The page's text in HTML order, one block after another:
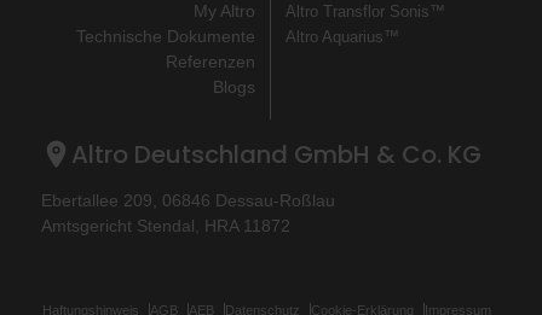
My Altro
Technische Dokumente
Referenzen
Blogs
Altro Transflor Sonis™
Altro Aquarius™
Altro Deutschland GmbH & Co. KG
Ebertallee 209, 06846 Dessau-Roßlau
Amtsgericht Stendal, HRA 11872
Haftungshinweis AGB AEB Datenschutz Cookie-Erklärung Impressum